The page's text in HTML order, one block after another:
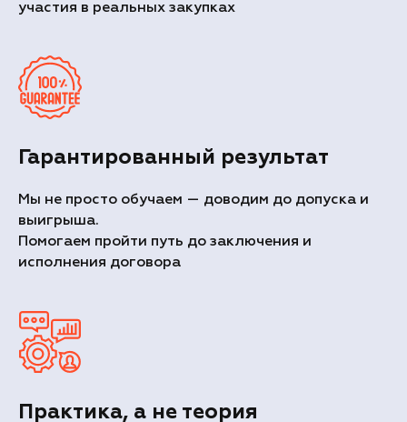
участия в реальных закупках
Гарантированный результат
Мы не просто обучаем — доводим до допуска и
выигрыша.
Помогаем пройти путь до заключения и
исполнения договора
Практика, а не теория